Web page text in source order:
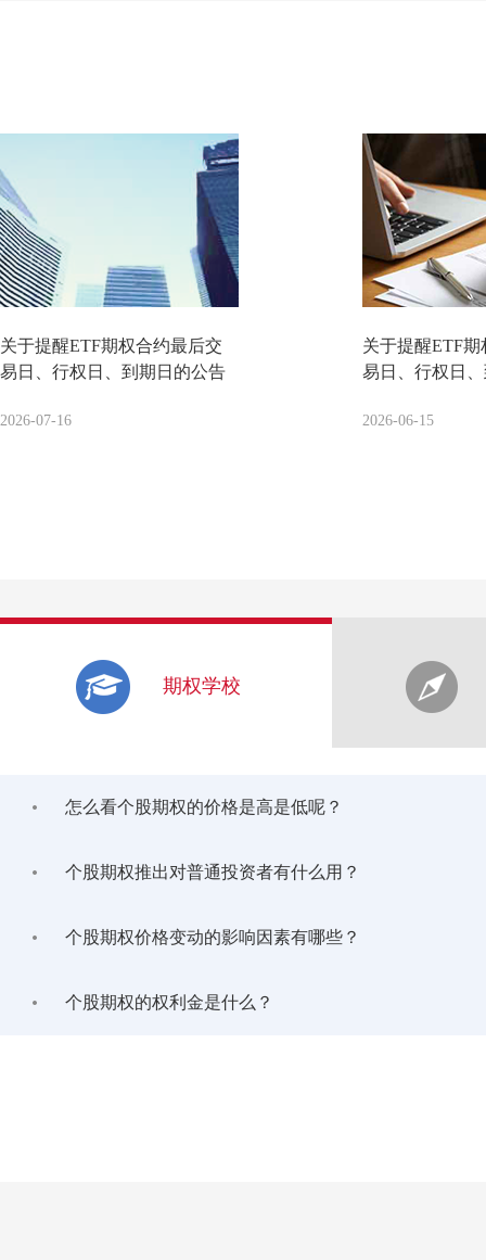
关于提醒ETF期权合约最后交
易日、行权日、到期日的公告
2026-07-16
关于提醒ETF
易日、行权日
2026-06-15
期权学校
怎么看个股期权的价格是高是低呢？
个股期权推出对普通投资者有什么用？
个股期权价格变动的影响因素有哪些？
个股期权的权利金是什么？